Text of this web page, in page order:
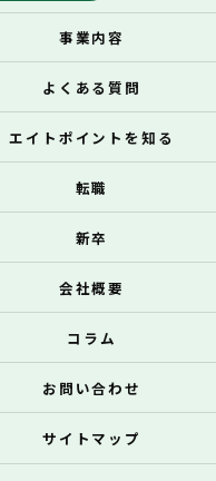
事業内容
よくある質問
エイトポイントを知る
転職
新卒
会社概要
コラム
お問い合わせ
サイトマップ